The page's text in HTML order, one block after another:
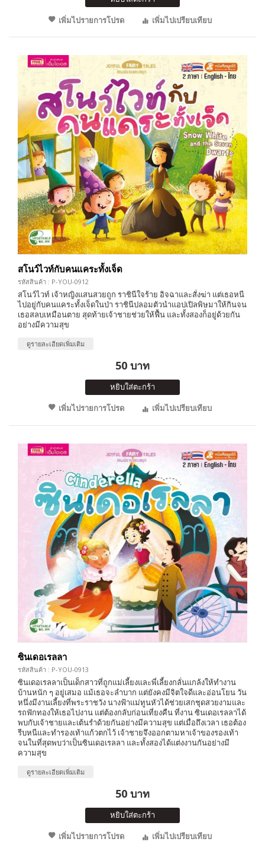
เพิ่มไปรายการโปรด
เพิ่มไปเปรียบเทียบ
สโนว์ไวท์กับคนแคระทั้งเจ็ด
รหัสสินค้า : P-YOU-0912
สโนว์ไวท์ เจ้าหญิงแสนสวยถูก ราชินีใจร้าย อิจฉาและสั่งฆ่า แต่เธอหนี
ไปอยู่กับคนแคระทั้งเจ็ดในป่า ราชินีปลอมตัวนำแอปเปิลพิษมาให้กินจน
เธอสลบเหมือนตาย สุดท้ายเจ้าชายช่วยให้ฟื้น และทั้งสองก็อยู่ด้วยกัน
อย่างมีความสุข
ดูรายละเอียดเพิ่มเติม
50 บาท
หยิบใส่ตะกร้า
เพิ่มไปรายการโปรด
เพิ่มไปเปรียบเทียบ
ซินเดอเรลลา
รหัสสินค้า : P-YOU-0913
ซินเดอเรลลาเป็นเด็กสาวที่ถูกแม่เลี้ยงและพี่เลี้ยงกลั่นแกล้งให้ทำงาน
บ้านหนัก ๆ อยู่เสมอ แม้เธอจะลำบาก แต่ยังคงมีจิตใจดีและอ่อนโยน วัน
หนึ่งมีงานเลี้ยงที่พระราชวัง นางฟ้าแม่ทูนหัวได้ช่วยเสกชุดสวยงามและ
รถฟักทองให้เธอไปงาน แต่ต้องกลับก่อนเที่ยงคืน ที่งาน ซินเดอเรลลาได้
พบกับเจ้าชายและเต้นรำด้วยกันอย่างมีความสุข แต่เมื่อถึงเวลา เธอต้อง
รีบหนีและทำรองเท้าแก้วตกไว้ เจ้าชายจึงออกตามหาเจ้าของรองเท้า
จนในที่สุดพบว่าเป็นซินเดอเรลลา และทั้งสองได้แต่งงานกันอย่างมี
ความสุข
ดูรายละเอียดเพิ่มเติม
50 บาท
หยิบใส่ตะกร้า
เพิ่มไปรายการโปรด
เพิ่มไปเปรียบเทียบ